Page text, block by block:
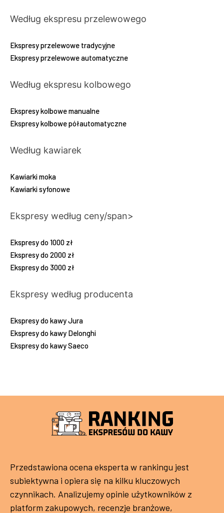
Według ekspresu przelewowego
Ekspresy przelewowe tradycyjne
Ekspresy przelewowe automatyczne
Według ekspresu kolbowego
Ekspresy kolbowe manualne
Ekspresy kolbowe półautomatyczne
Według kawiarek
Kawiarki moka
Kawiarki syfonowe
Ekspresy według ceny/span>
Ekspresy do 1000 zł
Ekspresy do 2000 zł
Ekspresy do 3000 zł
Ekspresy według producenta
Ekspresy do kawy Jura
Ekspresy do kawy Delonghi
Ekspresy do kawy Saeco
Przedstawiona ocena eksperta w rankingu jest
subiektywna i opiera się na kilku kluczowych
czynnikach. Analizujemy opinie użytkowników z
platform zakupowych, recenzje branżowe,